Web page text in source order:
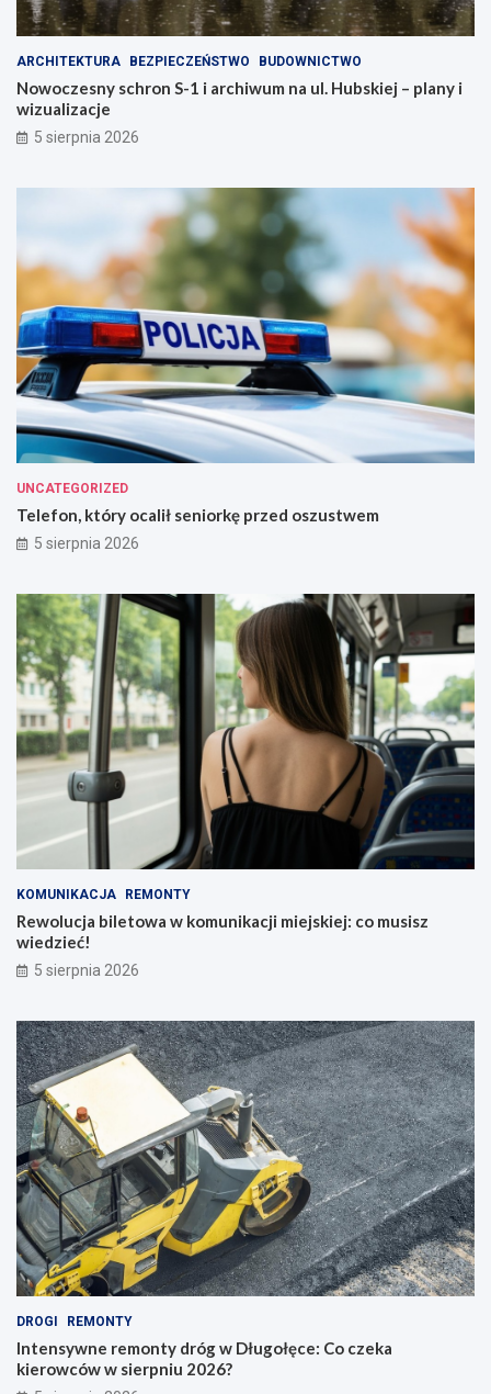
ARCHITEKTURA BEZPIECZEŃSTWO BUDOWNICTWO
Nowoczesny schron S-1 i archiwum na ul. Hubskiej – plany i
wizualizacje
5 sierpnia 2026
UNCATEGORIZED
Telefon, który ocalił seniorkę przed oszustwem
5 sierpnia 2026
KOMUNIKACJA REMONTY
Rewolucja biletowa w komunikacji miejskiej: co musisz
wiedzieć!
5 sierpnia 2026
DROGI REMONTY
Intensywne remonty dróg w Długołęce: Co czeka
kierowców w sierpniu 2026?